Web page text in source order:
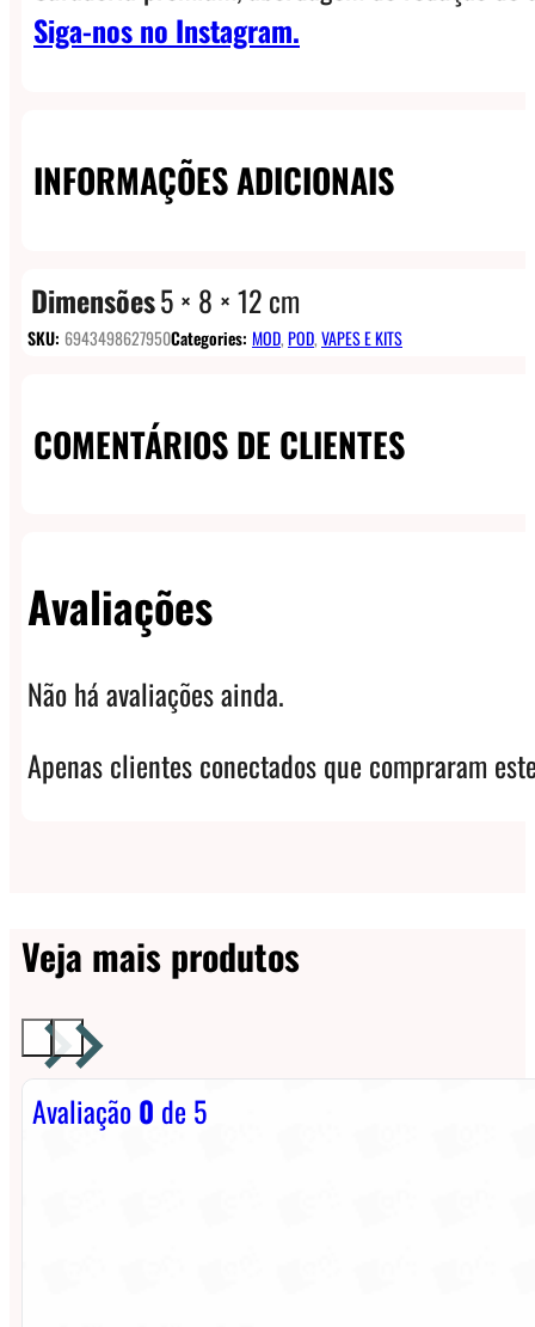
Siga-nos no Instagram.
INFORMAÇÕES ADICIONAIS
Dimensões5 × 8 × 12 cm
SKU: 6943498627950Categories: MOD,POD,VAPES E KITS
COMENTÁRIOS DE CLIENTES
Avaliações
Não há avaliações ainda.
Apenas clientes conectados que compraram
Veja mais produtos
Avaliação0 de 5